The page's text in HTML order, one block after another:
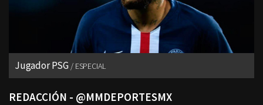
Jugador PSG ESPECIAL
REDACCIÓN - @MMDEPORTESMX